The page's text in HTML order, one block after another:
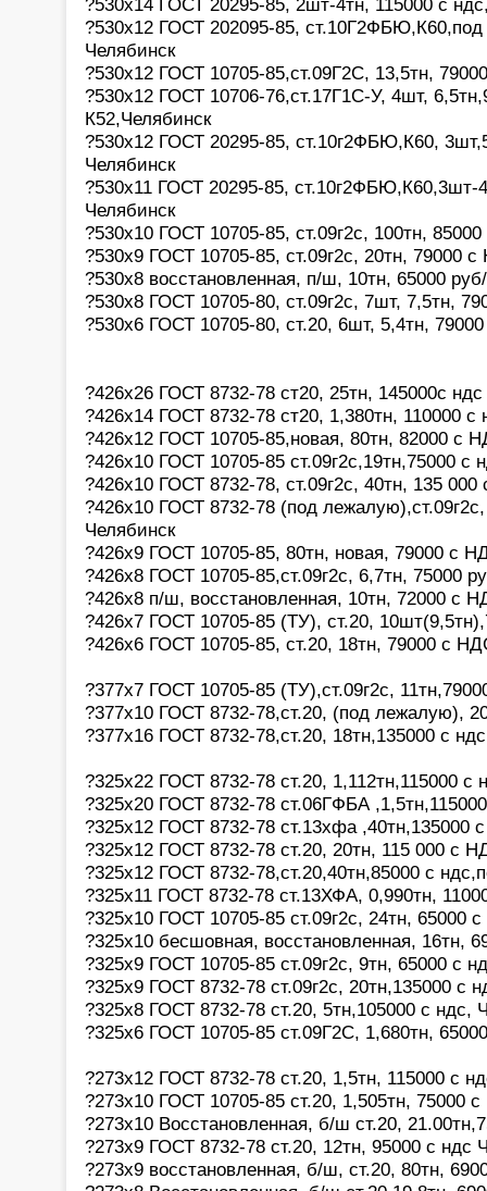
?530х12 ГОСТ 202095-85,
Челябинск
?530х12 ГОСТ 10705-85,ст.09Г2С, 13,5тн,
?530х12 ГОСТ 10706-76,ст.17Г1С-У, 4шт,
К52,Челябинск
?530х12 ГОСТ 20295-85, ст.10г2ФБЮ,К60,
Челябинск
?530х11 ГОСТ 20295-85, ст.10г2ФБЮ,К60,3шт-
Челябинск
?530х10 ГОСТ 10705-85, ст.09г2с, 100тн,
?530х9 ГОСТ 10705-85, ст.09г2с, 20тн, 79000
?530х8 восстановленная, п/ш, 10тн, 65000
?530х8 ГОСТ 10705-80, ст.09г2с, 7шт, 7,5тн,
?530х6 ГОСТ 10705-80, ст.20, 6шт, 5,4тн,
?426х26 ГОСТ 8732-78 ст20, 25тн, 145000с
?426х14 ГОСТ 8732-78 ст20, 1,380тн, 110000
?426х12 ГОСТ 10705-85,новая, 80тн, 82000 с
?426х10 ГОСТ 10705-85 ст.09г2с,19тн,75000 с
?426х10 ГОСТ 8732-78, ст.09г2с, 40тн, 135
?426х10 ГОСТ 8732-78 (под
Челябинск
?426х9 ГОСТ 10705-85, 80тн, новая, 79000 с
?426х8 ГОСТ 10705-85,ст.09г2с, 6,7тн, 75000
?426х8 п/ш, восстановленная, 10тн, 72000 с
?426х7 ГОСТ 10705-85 (ТУ), ст.20,
?426х6 ГОСТ 10705-85, ст.20, 18тн, 79000 с
?377х7 ГОСТ 10705-85 (ТУ),ст.09г2с,
?377х10 ГОСТ 8732-78,ст.20, (под лежалую),
?377х16 ГОСТ 8732-78,ст.20, 18тн,135000 с
?325х22 ГОСТ 8732-78 ст.20, 1,112тн,115000 с
?325х20 ГОСТ 8732-78 ст.06ГФБА
?325х12 ГОСТ 8732-78 ст.13хфа ,40тн,135000
?325х12 ГОСТ 8732-78 ст.20, 20тн, 115 000 с
?325х12 ГОСТ 8732-78,ст.20,40тн,85000 с
?325х11 ГОСТ 8732-78 ст.13ХФА, 0,990тн,
?325х10 ГОСТ 10705-85 ст.09г2с, 24тн, 65000
?325х10 бесшовная, восстановленная, 16тн,
?325х9 ГОСТ 10705-85 ст.09г2с, 9тн, 65000 с
?325х9 ГОСТ 8732-78 ст.09г2с, 20тн,135000 с
?325х8 ГОСТ 8732-78 ст.20, 5тн,105000 с ндс,
?325х6 ГОСТ 10705-85 ст.09Г2С, 1,680тн,
?273х12 ГОСТ 8732-78 ст.20, 1,5тн, 115000 с
?273х10 ГОСТ 10705-85 ст.20, 1,505тн, 75000
?273х10 Восстановленная, б/ш ст.20,
?273х9 ГОСТ 8732-78 ст.20, 12тн, 95000 с ндс
?273х9 восстановленная, б/ш, ст.20, 80тн,